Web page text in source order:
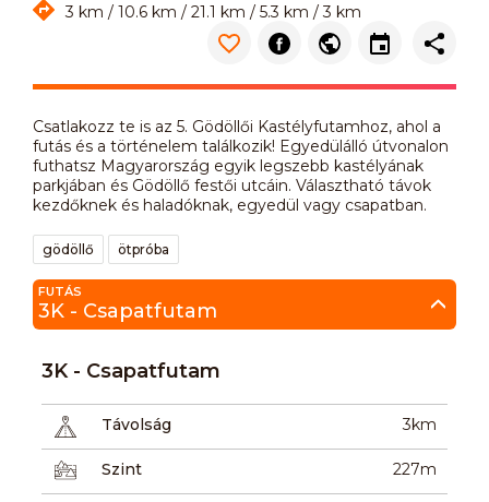
3 km / 10.6 km / 21.1 km / 5.3 km / 3 km
Csatlakozz te is az 5. Gödöllői Kastélyfutamhoz, ahol a
futás és a történelem találkozik! Egyedülálló útvonalon
futhatsz Magyarország egyik legszebb kastélyának
parkjában és Gödöllő festői utcáin. Választható távok
kezdőknek és haladóknak, egyedül vagy csapatban.
gödöllő ötpróba
FUTÁS
3K - Csapatfutam
3K - Csapatfutam
Távolság 3km
Szint 227m